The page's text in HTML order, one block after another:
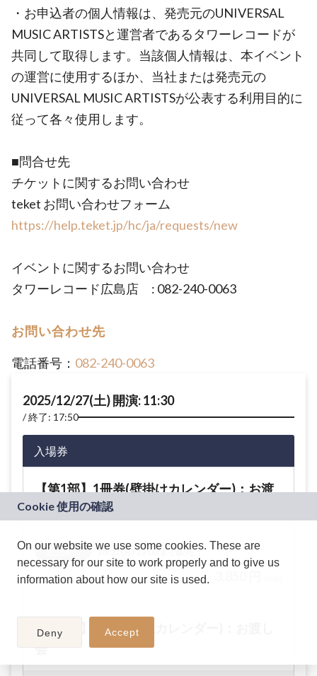
・お申込者の個人情報は、発売元のUNIVERSAL
MUSIC ARTISTSと運営者であるタワーレコードが
共同して取得します。当該個人情報は、本イベント
の運営に使用するほか、当社または発売元の
UNIVERSAL MUSIC ARTISTSが公表する利用目的に
従って各々使用します。
■問合せ先
チケットに関するお問い合わせ
teket お問い合わせフォーム
https://help.teket.jp/hc/ja/requests/new
イベントに関するお問い合わせ
タワーレコード広島店 : 082-240-0063
お問い合わせ先
電話番号： 082-240-0063
2025/12/27(土) 開演: 11:30
終了: 17:50
入場券
【第1部】1冊券(壁掛けカレンダー)：お渡
し会
販売終了 10/27(月) 23:00 まで販売
【第1部】1冊券(卓上カレンダー)：お渡し
On our website we use some cookies. These are
necessary for our site to work properly and to give us
information about how our site is used.
Deny Accept